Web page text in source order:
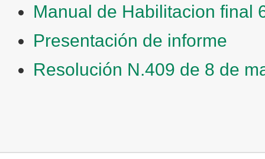
Manual de Habilitacion final
Presentación de informe
Resolución N.409 de 8 de